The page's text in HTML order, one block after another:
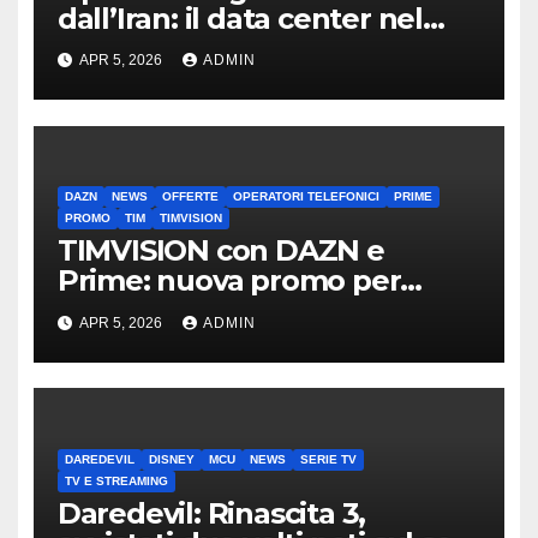
dall’Iran: il data center nel
mirino
APR 5, 2026 ADMIN
DAZN NEWS OFFERTE OPERATORI TELEFONICI
PRIME
PROMO
TIM TIMVISION
TIMVISION con DAZN e
Prime: nuova promo per
clienti TIM
APR 5, 2026 ADMIN
DAREDEVIL DISNEY MCU NEWS
SERIE TV
TV E STREAMING
Daredevil: Rinascita 3,